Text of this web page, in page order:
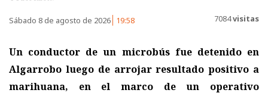
Sábado 8 de agosto de 2026 19:58 7084visitas
Un conductor de un microbús fue detenido en
Algarrobo luego de arrojar resultado positivo a
marihuana, en el marco de un operativo